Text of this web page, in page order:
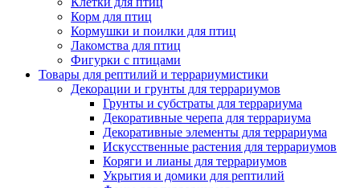
Корм для птиц
Кормушки и поилки для птиц
Лакомства для птиц
Фигурки с птицами
Товары для рептилий и террариумистики
Декорации и грунты для террариумов
Грунты и субстраты для террариума
Декоративные черепа для террариума
Декоративные элементы для террариума
Искусственные растения для террариумов
Коряги и лианы для террариумов
Укрытия и домики для рептилий